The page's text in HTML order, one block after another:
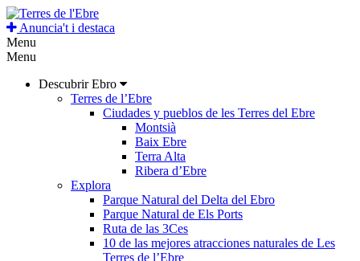
Anuncia't i destaca
Menu
Menu
Descubrir Ebro
Terres de l’Ebre
Ciudades y pueblos de les Terres del Ebre
Montsià
Baix Ebre
Terra Alta
Ribera d’Ebre
Explora
Parque Natural del Delta del Ebro
Parque Natural de Els Ports
Ruta de las 3Ces
10 de las mejores atracciones naturales de Les
Terres de l’Ebre